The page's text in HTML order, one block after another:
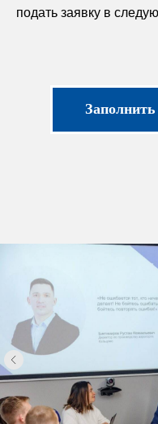
подать заявку в
Заполнить